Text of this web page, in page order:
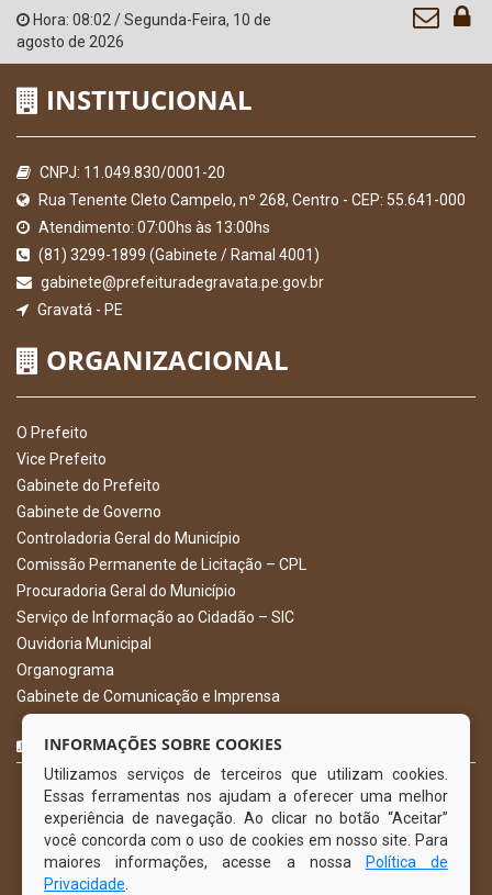
Hora: 08:02 /Segunda-Feira, 10 de
agosto de 2026
INSTITUCIONAL
CNPJ: 11.049.830/0001-20
Rua Tenente Cleto Campelo, nº 268, Centro - CEP: 55.641-000
Atendimento: 07:00hs às 13:00hs
(81) 3299-1899 (Gabinete / Ramal 4001)
gabinete@prefeituradegravata.pe.gov.br
Gravatá - PE
ORGANIZACIONAL
O Prefeito
Vice Prefeito
Gabinete do Prefeito
Gabinete de Governo
Controladoria Geral do Município
Comissão Permanente de Licitação – CPL
Procuradoria Geral do Município
Serviço de Informação ao Cidadão – SIC
Ouvidoria Municipal
Organograma
Gabinete de Comunicação e Imprensa
CURTA NOSSA FAN PAGE
INFORMAÇÕES SOBRE COOKIES
Utilizamos serviços de terceiros que utilizam cookies.
Essas ferramentas nos ajudam a oferecer uma melhor
experiência de navegação. Ao clicar no botão “Aceitar”
você concorda com o uso de cookies em nosso site. Para
maiores informações, acesse a nossa
Política de
Privacidade